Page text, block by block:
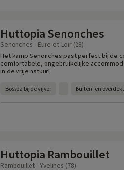
Huttopia Senonches
Senonches - Eure-et-Loir (28)
Het kamp Senonches past perfect bij de
comfortabele, ongebruikelijke
in de vrije natuur!
Bosspa bij de vijver Buiten- en
Huttopia Rambouillet
Rambouillet - Yvelines (78)